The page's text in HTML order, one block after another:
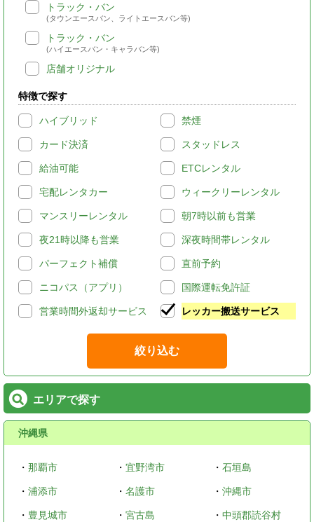
トラック・バン
(タウンエースバン、ライトエースバン等)
トラック・バン
(ハイエースバン・キャラバン等)
店舗オリジナル
特徴で探す
ハイブリッド 禁煙
カード決済 スタッドレス
給油可能 ETCレンタル
宅配レンタカー ウィークリーレンタル
マンスリーレンタル 朝7時以前も営業
夜21時以降も営業 深夜時間帯レンタル
パーフェクト補償 直前予約
ニコパス（アプリ） 国際運転免許証
営業時間外返却サービス レッカー搬送サービス
絞り込む
エリアで探す
沖縄県
・ 那覇市 ・ 宜野湾市 ・石垣島
・ 浦添市 ・ 名護市 ・沖縄市
・ 豊見城市 ・ 宮古島 ・中頭郡読谷村